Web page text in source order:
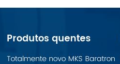
Produtos quentes
Totalmente novo MKS Baratron